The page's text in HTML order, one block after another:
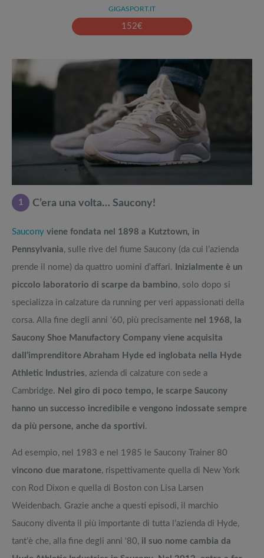
GIGASPORT.IT
152€
1 C’era una volta… Saucony!
Saucony viene fondata nel 1898 a Kutztown, in
Pennsylvania, sulle rive del fiume Saucony (da cui l’azienda
prende il nome) da quattro uomini d’affari. Inizialmente è un
piccolo laboratorio di scarpe da bambino, solo dopo si
specializza in calzature da running per veri appassionati della
corsa. Alla fine degli anni ‘60, più precisamente nel 1968, la
Saucony Shoe Manufactory Company viene acquisita
dall’imprenditore Abraham Hyde ed inglobata nella Hyde
Athletic Industries, azienda di calzature con sede a
Cambridge. Nel giro di poco tempo, le scarpe Saucony
hanno un successo incredibile e vengono indossate sempre
da più persone, anche da sportivi.
Ad esempio, nel 1983 e nel 1985 le Saucony Trainer 80
vincono due maratone, rispettivamente quella di New York
con Rod Dixon e quella di Boston con Lisa Larsen
Weidenbach. Grazie anche a questi episodi, il marchio
Saucony diventa il più importante di tutta l’azienda di Hyde,
tant’è che, alla fine degli anni ‘80, il suo nome cambia da